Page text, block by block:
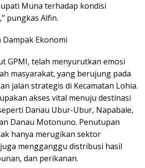
Muna terhadap kondisi
pungkas Alfin.
Dampak Ekonomi
GPMI, telah menyurutkan emosi
masyarakat, yang berujung pada
jalan strategis di Kecamatan Lohia.
akses vital menuju destinasi
Danau Ubur-Ubur, Napabale,
Danau Motonuno. Penutupan
hanya merugikan sektor
mengganggu distribusi hasil
dan perikanan.